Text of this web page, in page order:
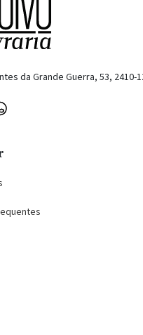
da Grande Guerra, 53, 2410-